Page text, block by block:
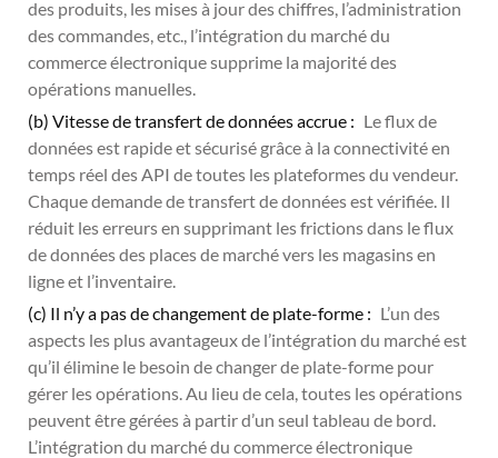
des produits, les mises à jour des chiffres, l’administration
des commandes, etc., l’intégration du marché du
commerce électronique supprime la majorité des
opérations manuelles.
(b) Vitesse de transfert de données accrue : Le flux de
données est rapide et sécurisé grâce à la connectivité en
temps réel des API de toutes les plateformes du vendeur.
Chaque demande de transfert de données est vérifiée. Il
réduit les erreurs en supprimant les frictions dans le flux
de données des places de marché vers les magasins en
ligne et l’inventaire.
(c) Il n’y a pas de changement de plate-forme : L’un des
aspects les plus avantageux de l’intégration du marché est
qu’il élimine le besoin de changer de plate-forme pour
gérer les opérations. Au lieu de cela, toutes les opérations
peuvent être gérées à partir d’un seul tableau de bord.
L’intégration du marché du commerce électronique